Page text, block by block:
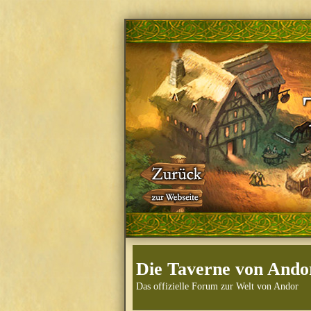
Die Taverne von
Das offizielle Forum zur Welt von Andor